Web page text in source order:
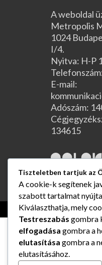
A weboldal
Metropolis
1024
I/4.
Nyitva: H-P
E-mail:
Adószám:
134615
Tiszteletben tartjuk az
A cookie-k segítenek
szabott tartalmat
Kiválaszthatja, mely
Testreszabás gombra
elfogadása gombra a
elutasítása gombra a
elutasításához.